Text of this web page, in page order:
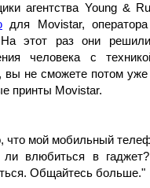
агентства Young &
для Movistar,
этот раз они
человека с
не сможете потом уже
принты Movistar.
что мой мобильный
ли влюбиться в
Общайтесь больше."